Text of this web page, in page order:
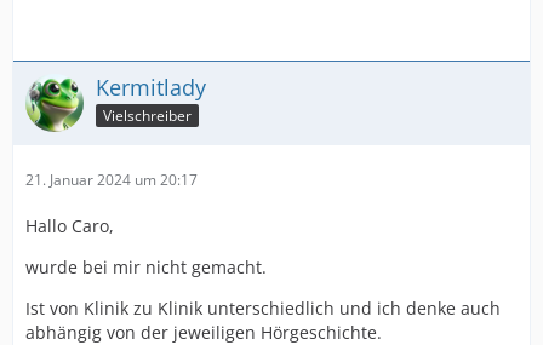
Kermitlady
Vielschreiber
21. Januar 2024 um 20:17
Hallo Caro,
wurde bei mir nicht gemacht.
Ist von Klinik zu Klinik unterschiedlich und ich denke auch
abhängig von der jeweiligen Hörgeschichte.